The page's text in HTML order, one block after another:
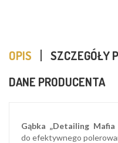
OPIS
SZCZEGÓŁY
DANE PRODUCENTA
Gąbka „Detailing Mafia
do efektywnego